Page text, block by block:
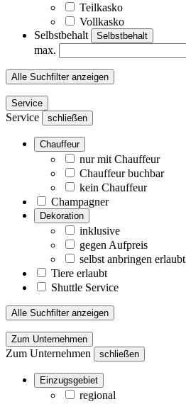
Teilkasko
Vollkasko
Selbstbehalt
Selbstbehalt
max.
Alle Suchfilter anzeigen
Service
Service schließen
Chauffeur
nur mit Chauffeur
Chauffeur buchbar
kein Chauffeur
Champagner
Dekoration
inklusive
gegen Aufpreis
selbst anbringen erlaubt
Tiere erlaubt
Shuttle Service
Alle Suchfilter anzeigen
Zum Unternehmen
Zum Unternehmen schließen
Einzugsgebiet
regional